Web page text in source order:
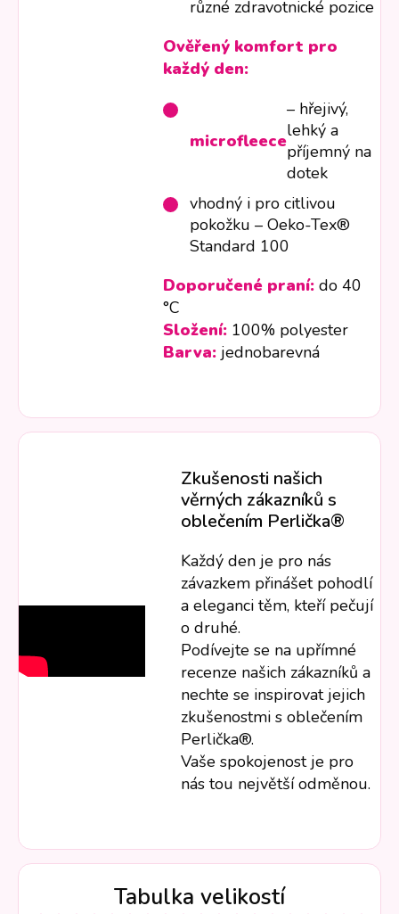
různé zdravotnické pozice
Ověřený komfort pro
každý den:
microfleece
– hřejivý,
lehký a
příjemný na
dotek
vhodný i pro citlivou
pokožku – Oeko-Tex®
Standard 100
Doporučené praní: do 40
°C
Složení: 100% polyester
Barva: jednobarevná
Zkušenosti našich
věrných zákazníků s
oblečením Perlička®
Každý den je pro nás
závazkem přinášet pohodlí
a eleganci těm, kteří pečují
o druhé.
Podívejte se na upřímné
recenze našich zákazníků a
nechte se inspirovat jejich
zkušenostmi s oblečením
Perlička®.
Vaše spokojenost je pro
nás tou největší odměnou.
Tabulka velikostí